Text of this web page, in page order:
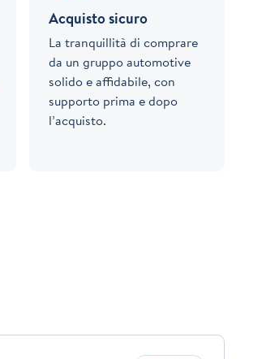
Acquisto sicuro
La tranquillità di comprare
da un gruppo automotive
solido e affidabile, con
supporto prima e dopo
l’acquisto.